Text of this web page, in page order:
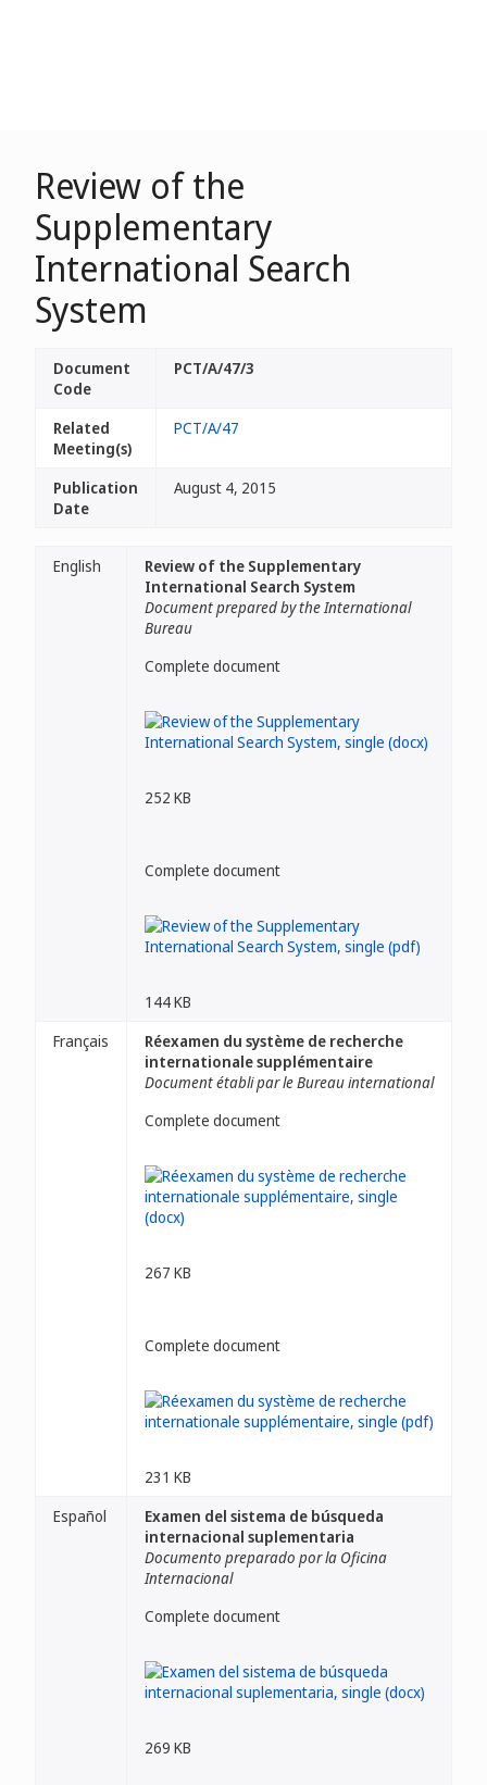
Review of the
Supplementary
International Search
System
Document
Code
PCT/A/47/3
Related
Meeting(s)
PCT/A/47
Publication
Date
August 4, 2015
English
Review of the Supplementary
International Search System
Document prepared by the International
Bureau
Complete document
252 KB
Complete document
144 KB
Français
Réexamen du système de recherche
internationale supplémentaire
Document établi par le Bureau international
Complete document
267 KB
Complete document
231 KB
Español
Examen del sistema de búsqueda
internacional suplementaria
Documento preparado por la Oficina
Internacional
Complete document
269 KB